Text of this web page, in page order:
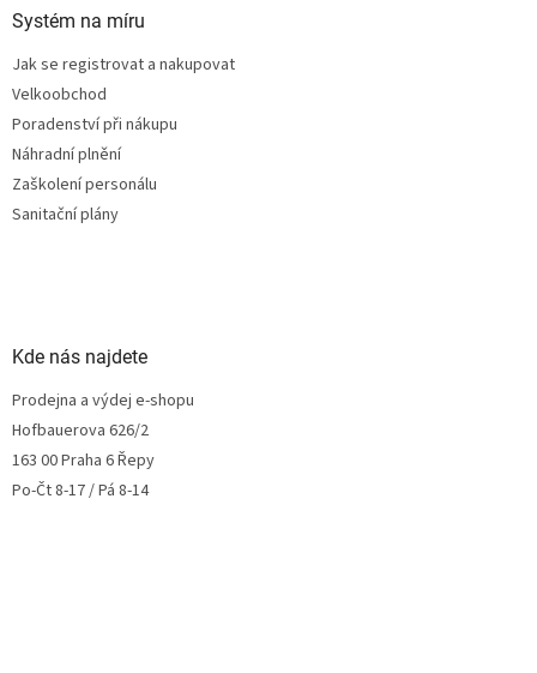
Systém na míru
Jak se registrovat a nakupovat
Velkoobchod
Poradenství při nákupu
Náhradní plnění
Zaškolení personálu
Sanitační plány
Kde nás najdete
Prodejna a výdej e-shopu
Hofbauerova 626/2
163 00 Praha 6 Řepy
Po-Čt 8-17 / Pá 8-14